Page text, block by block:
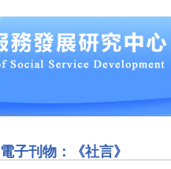
電子刊物：《社言》